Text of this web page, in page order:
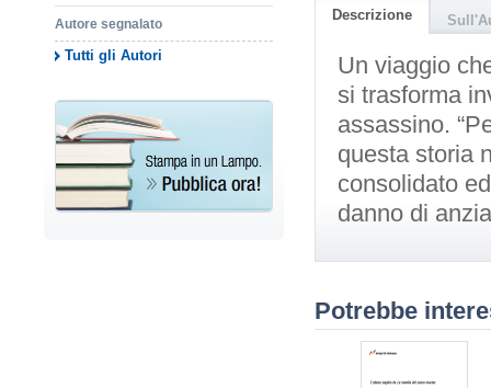
Autore segnalato
Tutti gli Autori
Descrizione
Un viaggio
si trasforma
assassino.
questa storia
consolidato
danno di
Potrebbe